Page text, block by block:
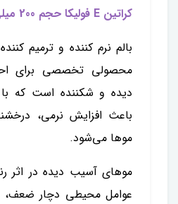
کراتین E فولیکا حجم 200 میلی لیتر :
محصولی تخصصی برای
دیده و شکننده است که
باعث افزایش نرمی،
موها می‌شود.
موهای آسیب دیده در اثر
عوامل محیطی دچار